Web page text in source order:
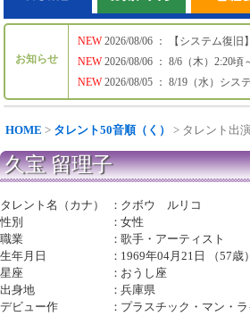
お知らせ
NEW
NEW
NEW
2026/08/06 ： 【システム復
2026/08/06 ： 8/6（木）2:20
2026/08/05 ： 8/19（水）シス
HOME > タレント50音順（く） > タレント出
久宝 留理子
タレント名（カナ） ： クボウ ルリコ
性別
：女性
職業
：歌手・アーティスト
生年月日
： 1969年04月21日 （57歳）
星座
： おうし座
出身地
：兵庫県
デビュー作
： プラスチック・マン・ラ